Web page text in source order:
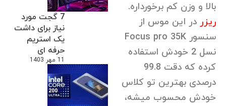
7 گجت مورد
نیاز برای داشت
یک استریم
حرفه ای
11 مهر 1403
بالا و وزن کم برخورداره.
ریزر در این موس از
سنسور Focus pro 35K
نسل 2 خودش استفاده
کرده که دقت 99.8
درصدی بهترین تو کلاس
خودش محسوب میشه،